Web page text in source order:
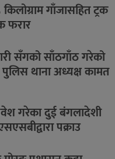
गाँजासहित ट्रक
फरार
सँगको साँठगाँठ गरेको
थाना अध्यक्ष कामत
गरेका दुई बंगलादेशी
पक्राउ